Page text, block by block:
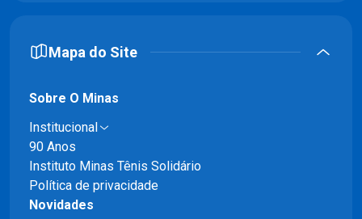
Mapa do Site
Sobre O Minas
Institucional
90 Anos
Instituto Minas Tênis Solidário
Política de privacidade
Novidades